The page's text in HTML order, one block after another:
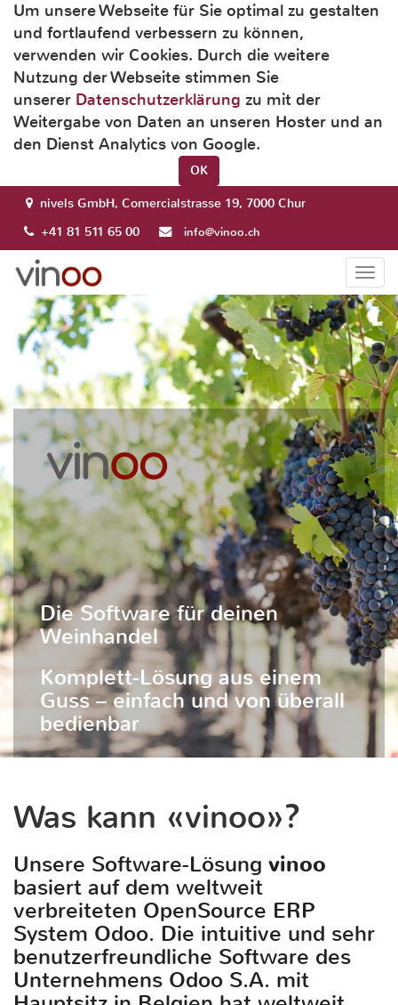
Um unsere Webseite für Sie optimal zu gestalten
und fortlaufend verbessern zu können,
verwenden wir Cookies. Durch die weitere
Nutzung der Webseite stimmen Sie
unserer Datenschutzerklärung zu mit der
Weitergabe von Daten an unseren Hoster und an
den Dienst Analytics von Google.
OK
nivels GmbH, Comercialstrasse 19, 7000 Chur
+41 81 511 65 00
info@vinoo.ch
Die Software für deinen
Weinhandel
Komplett-Lösung aus einem
Guss – einfach und von überall
bedienbar
Was kann «vinoo»?
Unsere Software-Lösung vinoo
basiert auf dem weltweit
verbreiteten OpenSource ERP
System Odoo. Die intuitive und sehr
benutzerfreundliche Software des
Unternehmens Odoo S.A. mit